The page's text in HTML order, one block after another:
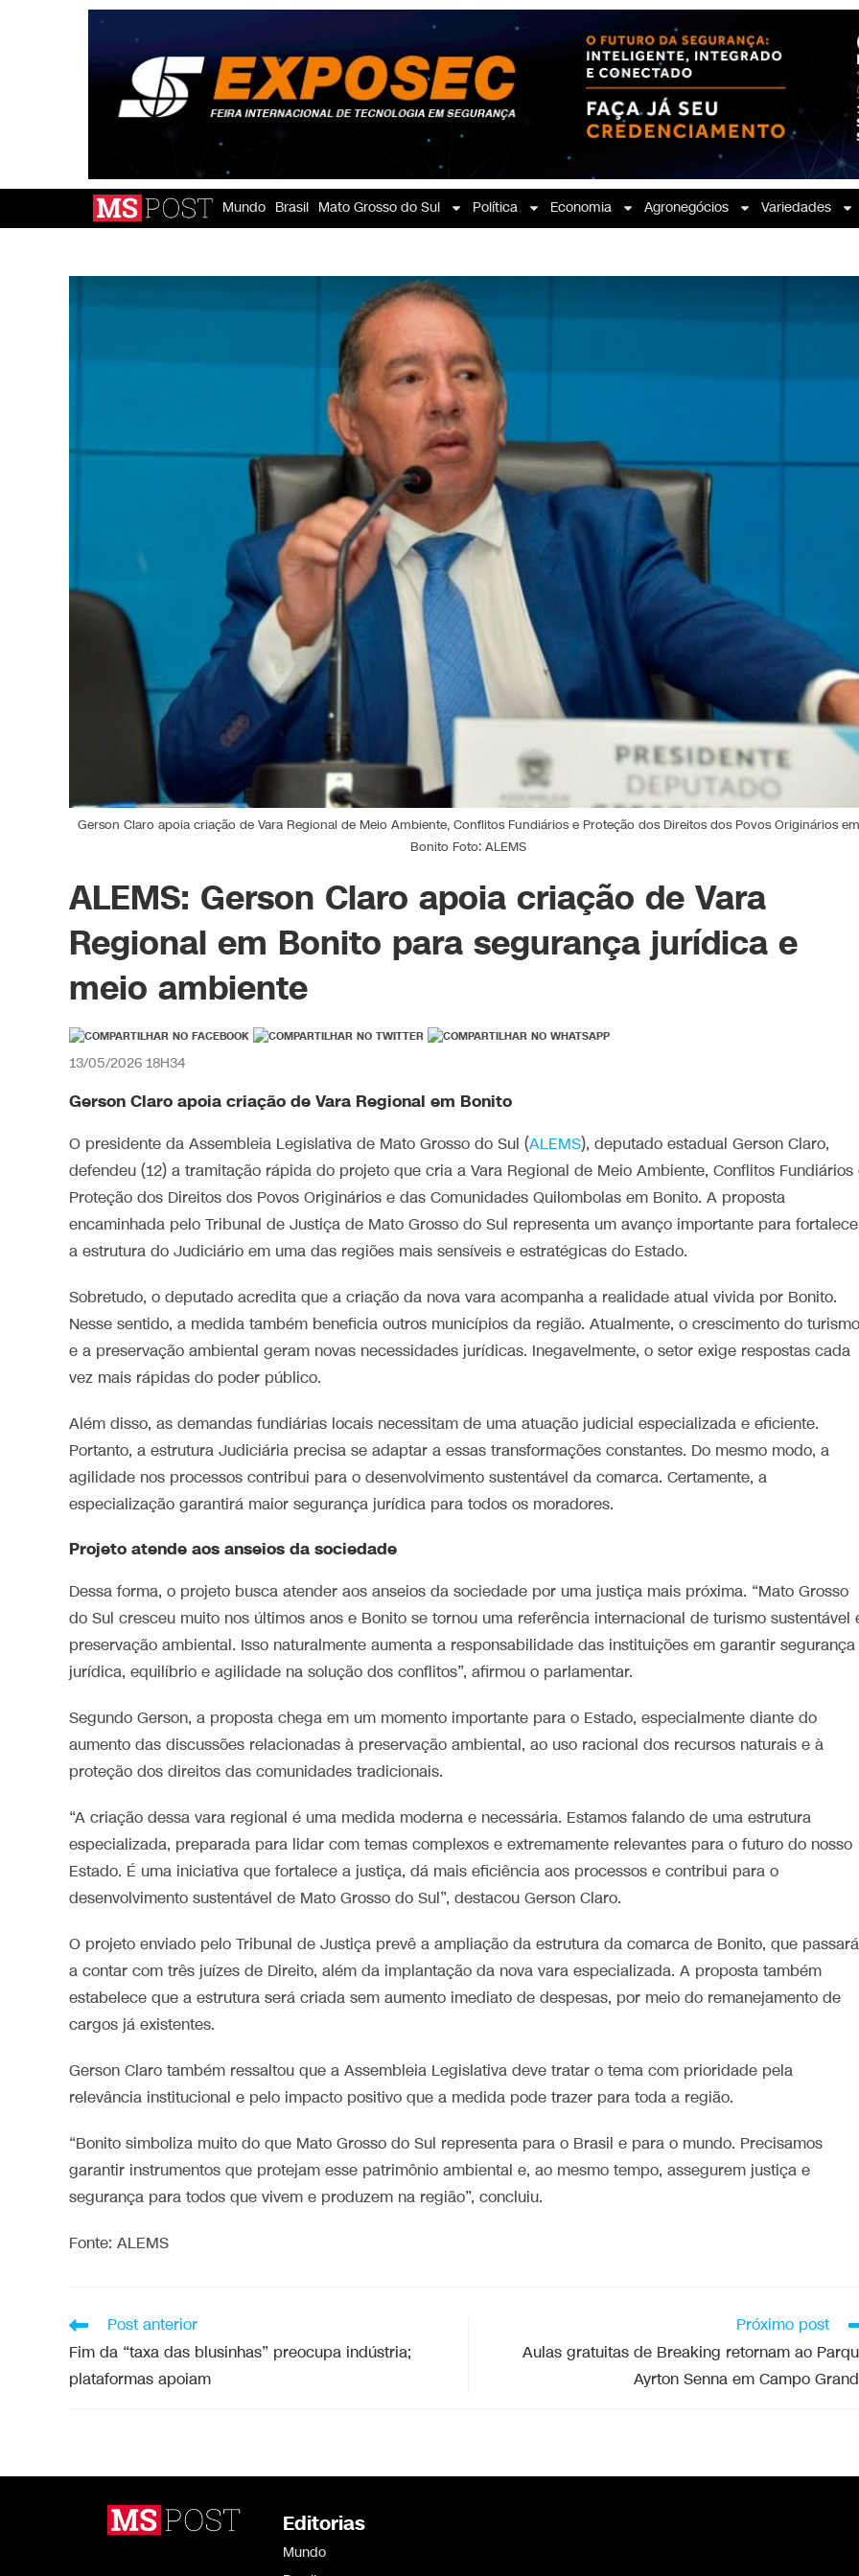
Mundo Brasil Mato Grosso do Sul Política Economia Agronegócios Variedades
Gerson Claro apoia criação de Vara Regional de Meio Ambiente, Conflitos Fundiários e Proteção dos Direitos dos Povos Originários em
Bonito Foto: ALEMS
ALEMS: Gerson Claro apoia criação de Vara
Regional em Bonito para segurança jurídica e
meio ambiente
13/05/2026 18H34
Gerson Claro apoia criação de Vara Regional em Bonito
O presidente da Assembleia Legislativa de Mato Grosso do Sul (ALEMS), deputado estadual Gerson Claro,
defendeu (12) a tramitação rápida do projeto que cria a Vara Regional de Meio Ambiente, Conflitos Fundiários
Proteção dos Direitos dos Povos Originários e das Comunidades Quilombolas em Bonito. A proposta
encaminhada pelo Tribunal de Justiça de Mato Grosso do Sul representa um avanço importante para
a estrutura do Judiciário em uma das regiões mais sensíveis e estratégicas do Estado.
Sobretudo, o deputado acredita que a criação da nova vara acompanha a realidade atual vivida por Bonito.
Nesse sentido, a medida também beneficia outros municípios da região. Atualmente, o crescimento do turismo
e a preservação ambiental geram novas necessidades jurídicas. Inegavelmente, o setor exige respostas cada
vez mais rápidas do poder público.
Além disso, as demandas fundiárias locais necessitam de uma atuação judicial especializada e eficiente.
Portanto, a estrutura Judiciária precisa se adaptar a essas transformações constantes. Do mesmo modo, a
agilidade nos processos contribui para o desenvolvimento sustentável da comarca. Certamente, a
especialização garantirá maior segurança jurídica para todos os moradores.
Projeto atende aos anseios da sociedade
Dessa forma, o projeto busca atender aos anseios da sociedade por uma justiça mais próxima. “Mato Grosso
do Sul cresceu muito nos últimos anos e Bonito se tornou uma referência internacional de turismo sustentável
preservação ambiental. Isso naturalmente aumenta a responsabilidade das instituições em garantir segurança
jurídica, equilíbrio e agilidade na solução dos conflitos”, afirmou o parlamentar.
Segundo Gerson, a proposta chega em um momento importante para o Estado, especialmente diante do
aumento das discussões relacionadas à preservação ambiental, ao uso racional dos recursos naturais e à
proteção dos direitos das comunidades tradicionais.
“A criação dessa vara regional é uma medida moderna e necessária. Estamos falando de uma estrutura
especializada, preparada para lidar com temas complexos e extremamente relevantes para o futuro do nosso
Estado. É uma iniciativa que fortalece a justiça, dá mais eficiência aos processos e contribui para o
desenvolvimento sustentável de Mato Grosso do Sul”, destacou Gerson Claro.
O projeto enviado pelo Tribunal de Justiça prevê a ampliação da estrutura da comarca de Bonito, que passará
a contar com três juízes de Direito, além da implantação da nova vara especializada. A proposta também
estabelece que a estrutura será criada sem aumento imediato de despesas, por meio do remanejamento de
cargos já existentes.
Gerson Claro também ressaltou que a Assembleia Legislativa deve tratar o tema com prioridade pela
relevância institucional e pelo impacto positivo que a medida pode trazer para toda a região.
“Bonito simboliza muito do que Mato Grosso do Sul representa para o Brasil e para o mundo. Precisamos
garantir instrumentos que protejam esse patrimônio ambiental e, ao mesmo tempo, assegurem justiça e
segurança para todos que vivem e produzem na região”, concluiu.
Fonte: ALEMS
Post anterior
Fim da “taxa das blusinhas” preocupa indústria;
plataformas apoiam
Próximo post
Aulas gratuitas de Breaking retornam ao
Ayrton Senna em Campo
Editorias
Mundo